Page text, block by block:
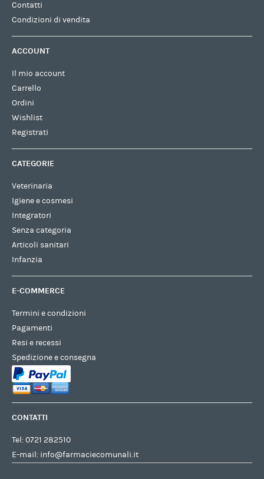
Contatti
Condizioni di vendita
ACCOUNT
Il mio account
Carrello
Ordini
Wishlist
Registrati
CATEGORIE
Veterinaria
Igiene e cosmesi
Integratori
Senza categoria
Articoli sanitari
Infanzia
E-COMMERCE
Termini e condizioni
Pagamenti
Resi e recessi
Spedizione e consegna
CONTATTI
Tel:0721 282510
E-mail: info@farmaciecomunali.it